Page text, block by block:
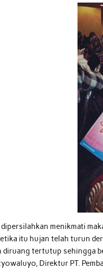
dipersilahkan menikmati
itu hujan telah turun
diruang tertutup sehingga
Direktur PT.